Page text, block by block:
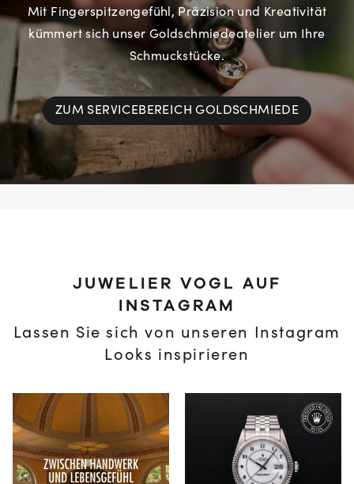
Mit Fingerspitzengefühl, Präzision und Kreativität
kümmert sich unser Goldschmiedeatelier um Ihre
Schmuckstücke.
ZUM SERVICEBEREICH GOLDSCHMIEDE
JUWELIER VOGL AUF
INSTAGRAM
Lassen Sie sich von unseren Instagram
Looks inspirieren